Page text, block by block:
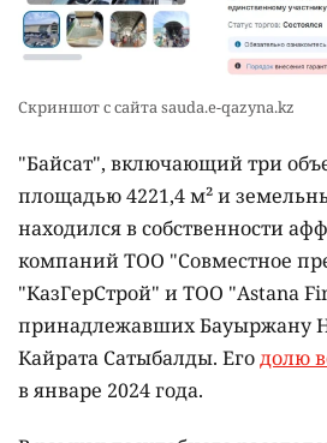
Скриншот с сайта sauda.e-qazyna.kz
"Байсат", включающий три
площадью 4221,4 м² и
находился в собственности
компаний ТОО "Совместное
"КазГерСтрой" и ТОО "Astana
принадлежавших Бауыржану
Кайрата Сатыбалды. Егодолю
в январе 2024 года.